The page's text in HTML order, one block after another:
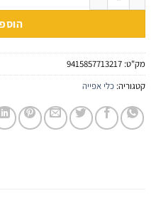
מק"ט: 9415857713217
קטגוריה: כלי אפייה